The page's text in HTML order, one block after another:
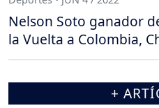
Nelson Soto ganador
la Vuelta a Colombia,
+